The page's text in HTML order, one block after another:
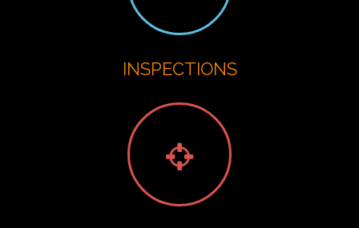
INSPECTIONS